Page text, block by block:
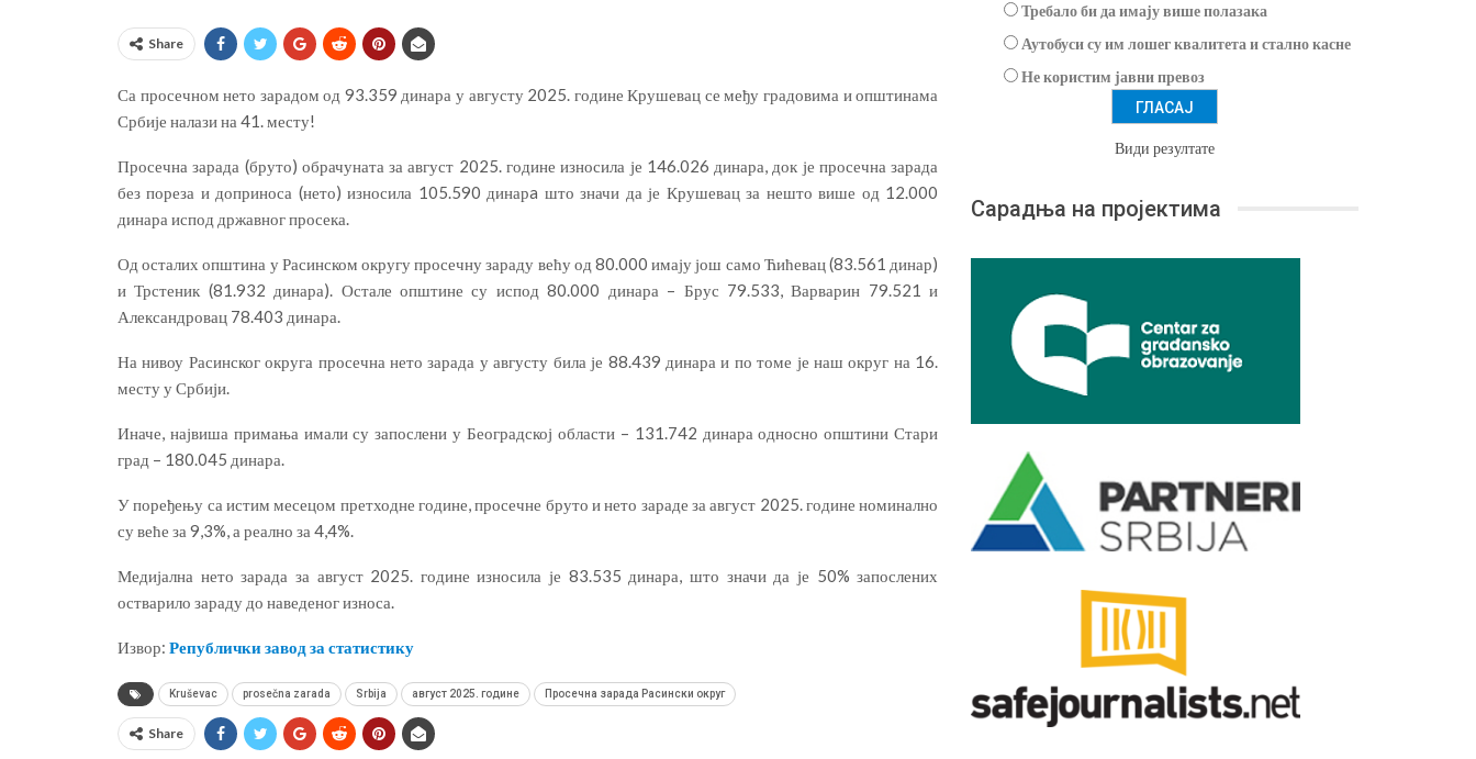
Share
Са просечном нето зарадом од 93.359 динара у августу 2025. године Крушевац се међу градовима и општинама
Србије налази на 41. месту!
Просечна зарада (бруто) обрачуната за август 2025. године износила је 146.026 динара, док је просечна зарада
без пореза и доприноса (нето) износила 105.590 динарa што значи да је Крушевац за нешто више од 12.000
динара испод државног просека.
Од осталих општина у Расинском округу просечну зараду већу од 80.000 имају још само Ћићевац (83.561 динар)
и Трстеник (81.932 динара). Остале општине су испод 80.000 динара – Брус 79.533, Варварин 79.521 и
Александровац 78.403 динара.
На нивоу Расинског округа просечна нето зарада у августу била је 88.439 динара и по томе је наш округ на 16.
месту у Србији.
Иначе, највиша примања имали су запослени у Београдској области – 131.742 динара односно општини Стари
град – 180.045 динара.
У поређењу са истим месецом претходне године, просечне бруто и нето зараде за август 2025. године номинално
су веће за 9,3%, а реално за 4,4%.
Медијална нето зарада за август 2025. године износила је 83.535 динара, што значи да је 50% запослених
остварило зараду до наведеног износа.
Извор: Републички завод за статистику
Kruševac prosečna zarada Srbija август 2025. године Просечна зарада Расински округ
Share
Требало би да имају више полазака
Аутобуси су им лошег квалитета и стално касне
Не користим јавни превоз
Види резултате
Сарадња на пројектима